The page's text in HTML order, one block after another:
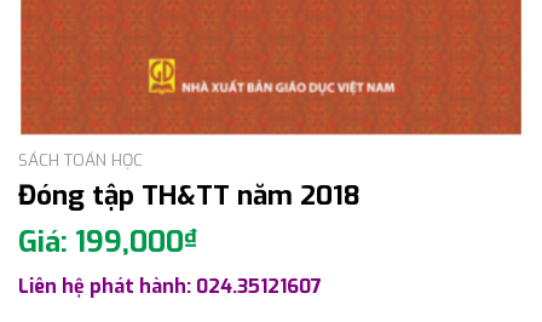
SÁCH TOÁN HỌC
Đóng tập TH&TT năm 2018
199,000₫
Liên hệ phát hành: 024.35121607